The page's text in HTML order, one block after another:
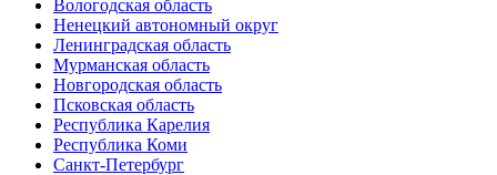
Вологодская область
Ненецкий автономный округ
Ленинградская область
Мурманская область
Новгородская область
Псковская область
Республика Карелия
Республика Коми
Санкт-Петербург